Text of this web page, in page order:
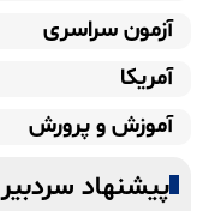
آزمون سراسری
آمریکا
آموزش و پرورش
پیشنهاد سردبیر